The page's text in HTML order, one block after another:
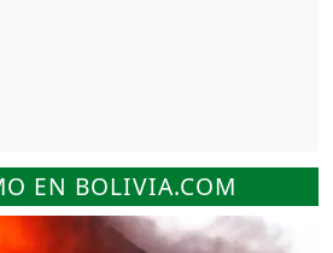
EN BOLIVIA.COM